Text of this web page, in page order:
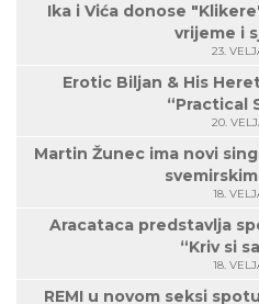
Ika i Vića donose
vrijeme i
23.
Erotic Biljan & His
“Practical
20.
Martin Žunec ima novi
18.
Aracataca predstavlja
“Kriv si
18.
REMI u novom seksi